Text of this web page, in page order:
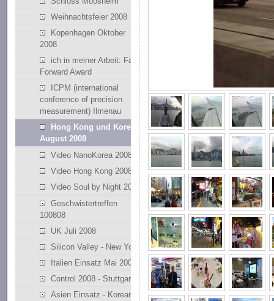
Weihnachtsfeier 2008
Kopenhagen Oktober
2008
ich in meiner Arbeit: Fast
Forward Award
ICPM (international
conference of precision
measurement) Ilmenau
Hong Kong und Korea
August 2008
Video NanoKorea 2008
Video Hong Kong 2008
Video Soul by Night 2008
Geschwistertreffen
100808
UK Juli 2008
Silicon Valley - New York
Italien Einsatz Mai 2008
Control 2008 - Stuttgart
Asien Einsatz - Korean